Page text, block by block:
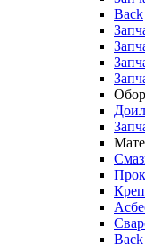
Back
Back